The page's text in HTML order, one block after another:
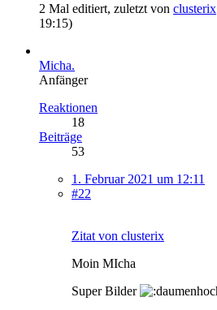
2 Mal editiert, zuletzt von clusterix
19:15)
Micha.
Anfänger
Reaktionen
18
Beiträge
53
1. Februar 2021 um 12:11
#22
Zitat von clusterix
Moin MIcha
Super Bilder